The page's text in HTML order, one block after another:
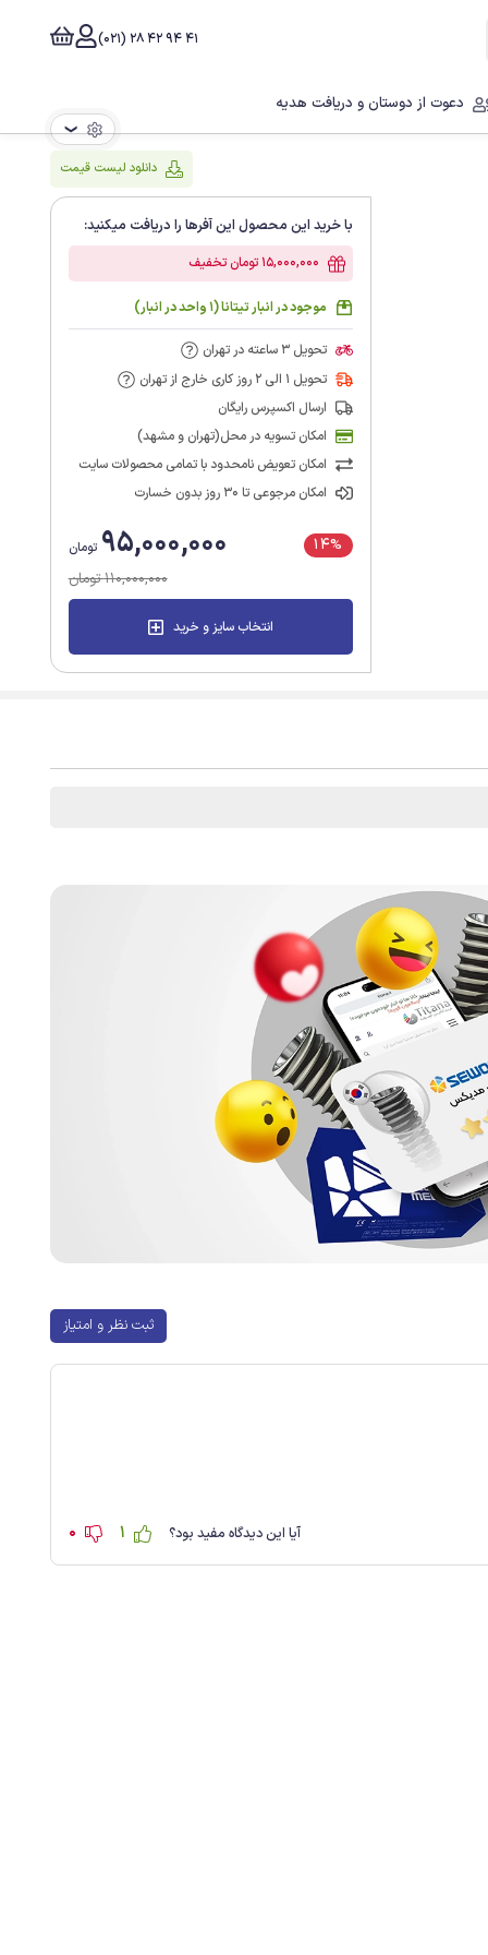
41 94 42 28 (021)
دعوت از دوستان و دریافت هدیه
❯
دانلود لیست قیمت
با خرید این محصول این آفرها را دریافت میکنید:
15,000,000 تومان تخفیف
موجود در انبار تیتانا (1 واحد در انبار)
تحویل 3 ساعته در تهران
تحویل 1 الی 2 روز کاری خارج از تهران
ارسال اکسپرس رایگان
امکان تسویه در محل(تهران و مشهد)
امکان تعویض نامحدود با تمامی محصولات سایت
امکان مرجوعی تا 30 روز بدون خسارت
14%
95,000,000 تومان
110,000,000 تومان
انتخاب سایز و خرید
ثبت نظر و امتیاز
آیا این دیدگاه مفید بود؟ 1
0